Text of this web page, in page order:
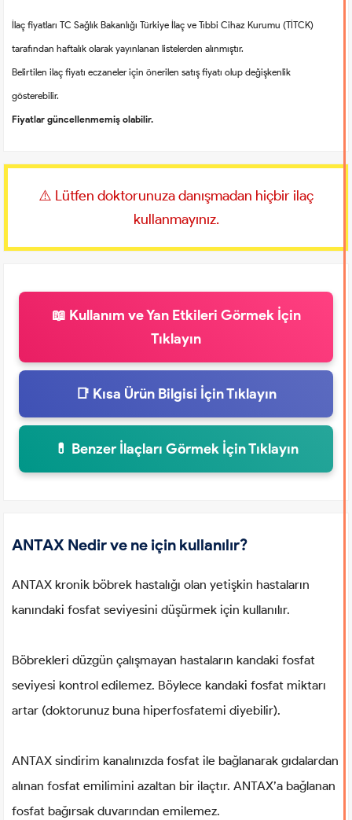
İlaç fiyatları TC Sağlık Bakanlığı Türkiye İlaç ve Tıbbi Cihaz Kurumu (TİTCK)
tarafından haftalık olarak yayınlanan listelerden alınmıştır.
Belirtilen ilaç fiyatı eczaneler için önerilen satış fiyatı olup değişkenlik
gösterebilir.
Fiyatlar güncellenmemiş olabilir.
⚠️ Lütfen doktorunuza danışmadan hiçbir ilaç
kullanmayınız.
📖 Kullanım ve Yan Etkileri Görmek İçin
Tıklayın
📑 Kısa Ürün Bilgisi İçin Tıklayın
💊 Benzer İlaçları Görmek İçin Tıklayın
ANTAX Nedir ve ne için kullanılır?
ANTAX kronik böbrek hastalığı olan yetişkin hastaların
kanındaki fosfat seviyesini düşürmek için kullanılır.
Böbrekleri düzgün çalışmayan hastaların kandaki fosfat
seviyesi kontrol edilemez. Böylece kandaki fosfat miktarı
artar (doktorunuz buna hiperfosfatemi diyebilir).
ANTAX sindirim kanalınızda fosfat ile bağlanarak gıdalardan
alınan fosfat emilimini azaltan bir ilaçtır. ANTAX’a bağlanan
fosfat bağırsak duvarından emilemez.